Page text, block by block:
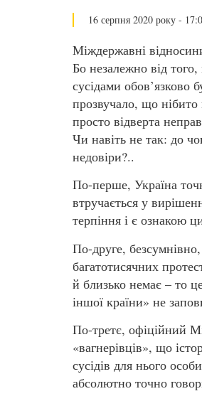
16 серпня 2020 року -
Міждержавні
Бо незалежно від
сусідами обов’язково
прозвучало, що нібито
просто відверта
Чи навіть не так: до
недовіри?..
По-перше, Україна
втручається у
терпіння і є ознакою
По-друге,
багатотисячних
й близько немає – то
іншої країни» не
По-третє, офіційний
«вагнерівців», що
сусідів для нього
абсолютно точно